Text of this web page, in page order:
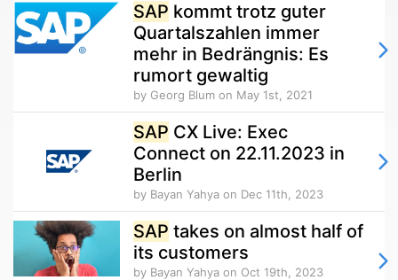
SAP kommt trotz guter
Quartalszahlen immer
mehr in Bedrängnis: Es
rumort gewaltig
by Georg Blum on May 1st, 2021
SAP CX Live: Exec
Connect on 22.11.2023 in
Berlin
by Bayan Yahya on Dec 11th, 2023
SAP takes on almost half of
its customers
by Bayan Yahya on Oct 19th, 2023